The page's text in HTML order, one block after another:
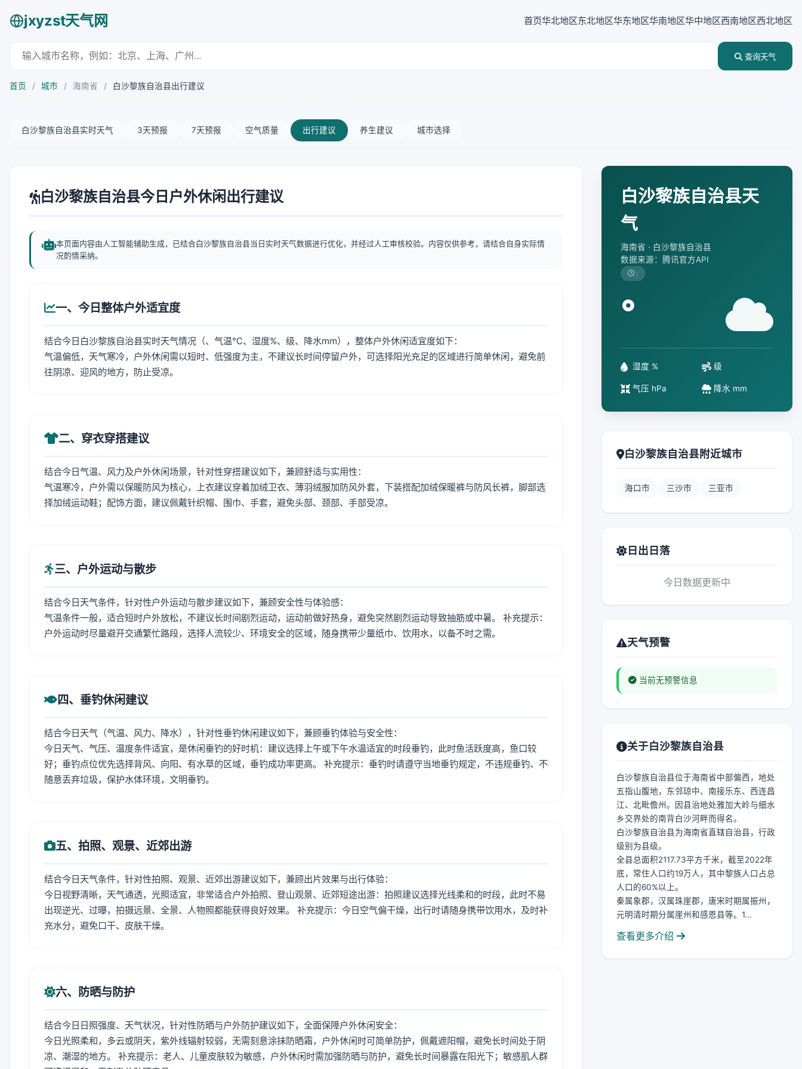
jxyzst天气网 首页华北地区东北地区华东地区华南地区华中地区西南地区西北地区
查询天气
首页 / 城市 / 海南省 / 白沙黎族自治县出行建议
白沙黎族自治县实时天气 3天预报 7天预报 空气质量 出行建议 养生建议 城市选择
白沙黎族自治县今日户外休闲出行建议
本页面内容由人工智能辅助生成，已结合白沙黎族自治县当日实时天气数据进行优化，并经过人工审核校验。内容仅供参考，请结合自身实际情
况酌情采纳。
一、今日整体户外适宜度
结合今日白沙黎族自治县实时天气情况（、气温℃、湿度%、级、降水mm），整体户外休闲适宜度如下：
气温偏低，天气寒冷，户外休闲需以短时、低强度为主，不建议长时间停留户外，可选择阳光充足的区域进行简单休闲，避免前
往阴凉、迎风的地方，防止受凉。
二、穿衣穿搭建议
结合今日气温、风力及户外休闲场景，针对性穿搭建议如下，兼顾舒适与实用性：
气温寒冷，户外需以保暖防风为核心，上衣建议穿着加绒卫衣、薄羽绒服加防风外套，下装搭配加绒保暖裤与防风长裤，脚部选
择加绒运动鞋；配饰方面，建议佩戴针织帽、围巾、手套，避免头部、颈部、手部受凉。
三、户外运动与散步
结合今日天气条件，针对性户外运动与散步建议如下，兼顾安全性与体验感：
气温条件一般，适合短时户外放松，不建议长时间剧烈运动，运动前做好热身，避免突然剧烈运动导致抽筋或中暑。 补充提示：
户外运动时尽量避开交通繁忙路段，选择人流较少、环境安全的区域，随身携带少量纸巾、饮用水，以备不时之需。
四、垂钓休闲建议
结合今日天气（气温、风力、降水），针对性垂钓休闲建议如下，兼顾垂钓体验与安全性：
今日天气、气压、温度条件适宜，是休闲垂钓的好时机：建议选择上午或下午水温适宜的时段垂钓，此时鱼活跃度高，鱼口较
好；垂钓点位优先选择背风、向阳、有水草的区域，垂钓成功率更高。 补充提示：垂钓时请遵守当地垂钓规定，不违规垂钓、不
随意丢弃垃圾，保护水体环境，文明垂钓。
五、拍照、观景、近郊出游
结合今日天气条件，针对性拍照、观景、近郊出游建议如下，兼顾出片效果与出行体验：
今日视野清晰，天气通透，光照适宜，非常适合户外拍照、登山观景、近郊短途出游：拍照建议选择光线柔和的时段，此时不易
出现逆光、过曝，拍摄远景、全景、人物照都能获得良好效果。 补充提示：今日空气偏干燥，出行时请随身携带饮用水，及时补
充水分，避免口干、皮肤干燥。
六、防晒与防护
结合今日日照强度、天气状况，针对性防晒与户外防护建议如下，全面保障户外休闲安全：
今日光照柔和，多云或阴天，紫外线辐射较弱，无需刻意涂抹防晒霜，户外休闲时可简单防护，佩戴遮阳帽，避免长时间处于阴
凉、潮湿的地方。 补充提示：老人、儿童皮肤较为敏感，户外休闲时需加强防晒与防护，避免长时间暴露在阳光下；敏感肌人群
白沙黎族自治县天
气
海南省 · 白沙黎族自治县
数据来源：腾讯官方API
:
°
湿度 % 级
气压 hPa 降水 mm
白沙黎族自治县附近城市
海口市 三沙市 三亚市
日出日落
今日数据更新中
天气预警
当前无预警信息
关于白沙黎族自治县
白沙黎族自治县位于海南省中部偏西，地处
五指山腹地，东邻琼中、南接乐东、西连昌
江、北毗儋州。因县治地处雅加大岭与细水
乡交界处的南背白沙河畔而得名。
白沙黎族自治县为海南省直辖自治县，行政
级别为县级。
全县总面积2117.73平方千米，截至2022年
底，常住人口约19万人，其中黎族人口占总
人口的60%以上。
秦属象郡，汉属珠崖郡，唐宋时期属振州，
元明清时期分属崖州和感恩县等。1...
查看更多介绍